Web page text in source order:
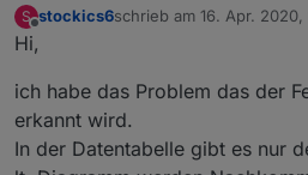
S
Offline
stockics6schrieb am 16. Apr. 2020,
zuletzt editiert von
Hi,
ich habe das Problem das der
erkannt wird.
In der Datentabelle gibt es nur